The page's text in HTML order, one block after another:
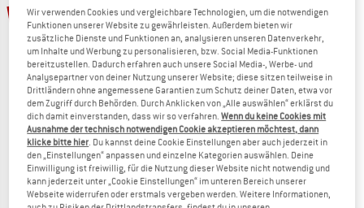
60%
SAVE THE DUCK
Wilson
Parka
548,95 €219,58 €
(0)
60%
SAVE THE DUCK
Quinlan
Winterjacke
498,95 € 199,58 €
5,0(1)
Wir verwenden Cookies und vergleichbare Technologien, um die notwendigen
Funktionen unserer Website zu gewährleisten. Außerdem bieten wir
zusätzliche Dienste und Funktionen an, analysieren unseren Datenverkehr,
um Inhalte und Werbung zu personalisieren, bzw. Social Media-Funktionen
bereitzustellen. Dadurch erfahren auch unsere Social Media-, Werbe- und
Analysepartner von deiner Nutzung unserer Website; diese sitzen teilweise in
Drittländern ohne angemessene Garantien zum Schutz deiner Daten, etwa vor
dem Zugriff durch Behörden. Durch Anklicken von „Alle auswählen“ erklärst du
dich damit einverstanden, dass wir so verfahren.Wenn du keine Cookies mit
Ausnahme der technisch notwendigen Cookie akzeptieren möchtest, dann
klicke bitte hier . Du kannst deine Cookie Einstellungen aber auch jederzeit in
den „Einstellungen“ anpassen und einzelne Kategorien auswählen. Deine
Einwilligung ist freiwillig, für die Nutzung dieser Website nicht notwendig und
kann jederzeit unter „Cookie Einstellungen“ im unteren Bereich unserer
Webseite widerrufen oder erstmals vergeben werden. Weitere Informationen,